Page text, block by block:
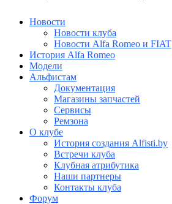
Новости
Новости клуба
Новости Alfa Romeo и FIAT
История Alfa Romeo
Модели
Альфистам
Документация
Магазины запчастей
Сервисы
Ремзона
О клубе
История создания Alfisti.by
Встречи клуба
Клубная атрибутика
Наши партнеры
Контакты клуба
Форум